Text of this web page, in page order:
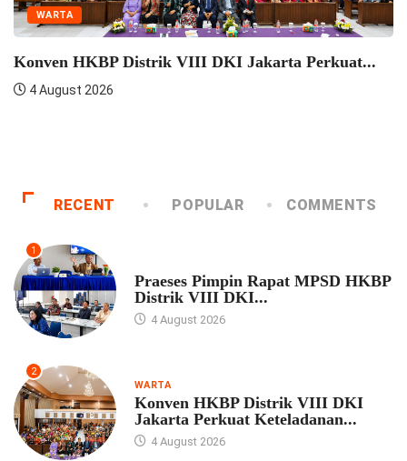
WARTA
Konven HKBP Distrik VIII DKI Jakarta Perkuat...
4 August 2026
RECENT POPULAR COMMENTS
1
Praeses Pimpin Rapat MPSD HKBP
Distrik VIII DKI...
4 August 2026
2
WARTA
Konven HKBP Distrik VIII DKI
Jakarta Perkuat Keteladanan...
4 August 2026